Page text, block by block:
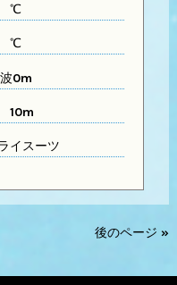
℃
℃
0m
10m
イスーツ
後のページ »